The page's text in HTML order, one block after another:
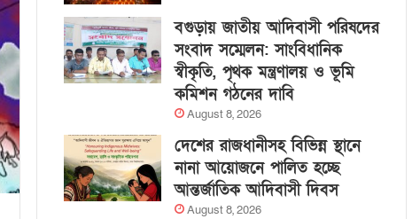
বগুড়ায় জাতীয় আদিবাসী পরিষদের
সংবাদ সম্মেলন: সাংবিধানিক
স্বীকৃতি, পৃথক মন্ত্রণালয় ও ভূমি
কমিশন গঠনের দাবি
August 8, 2026
দেশের রাজধানীসহ বিভিন্ন স্থানে
নানা আয়োজনে পালিত হচ্ছে
আন্তর্জাতিক আদিবাসী দিবস
August 8, 2026